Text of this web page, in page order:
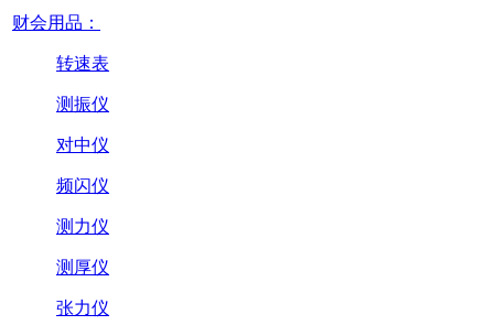
财会用品：
转速表
测振仪
对中仪
频闪仪
测力仪
测厚仪
张力仪